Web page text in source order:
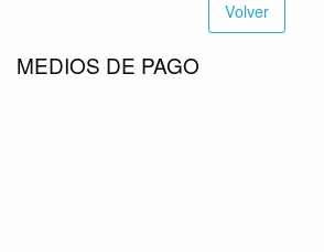
Volver
MEDIOS DE PAGO